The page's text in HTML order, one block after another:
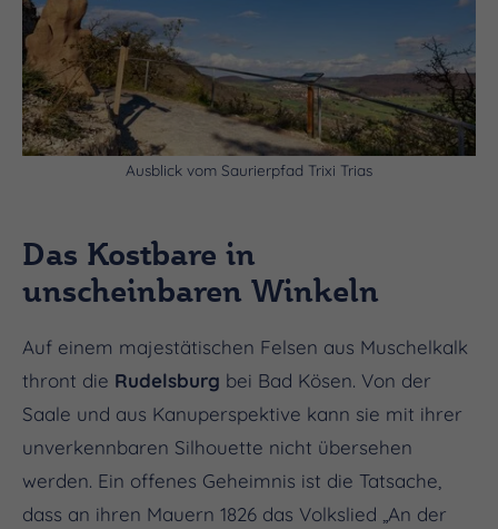
Ausblick vom Saurierpfad Trixi Trias
Das Kostbare in
unscheinbaren Winkeln
Auf einem majestätischen Felsen aus Muschelkalk
thront die Rudelsburg bei Bad Kösen. Von der
Saale und aus Kanuperspektive kann sie mit ihrer
unverkennbaren Silhouette nicht übersehen
werden. Ein offenes Geheimnis ist die Tatsache,
dass an ihren Mauern 1826 das Volkslied „An der